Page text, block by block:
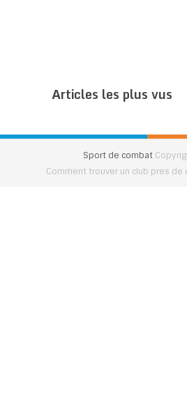
Articles les plus vus
Sport de combat
Comment trouver un club pres de